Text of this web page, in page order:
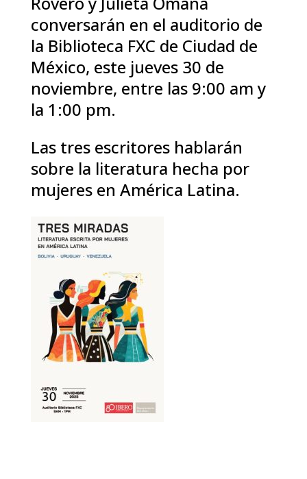
conversarán en el auditorio de
la Biblioteca FXC de Ciudad de
México, este jueves 30 de
noviembre, entre las 9:00 am y
la 1:00 pm.
Las tres escritores hablarán
sobre la literatura hecha por
mujeres en América Latina.